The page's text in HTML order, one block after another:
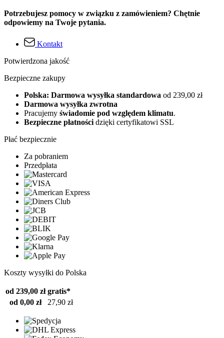
Potrzebujesz pomocy w związku z zamówieniem? Chętnie
odpowiemy na Twoje pytania.
Kontakt
Potwierdzona jakość
Bezpieczne zakupy
Polska: Darmowa wysyłka standardowa od 239,00 zł
Darmowa wysyłka zwrotna
Pracujemy świadomie pod względem klimatu.
Bezpieczne płatności dzięki certyfikatowi SSL
Płać bezpiecznie
Za pobraniem
Przedpłata
Koszty wysyłki do Polska
od 239,00 zł gratis*
od 0,00 zł
27,90 zł